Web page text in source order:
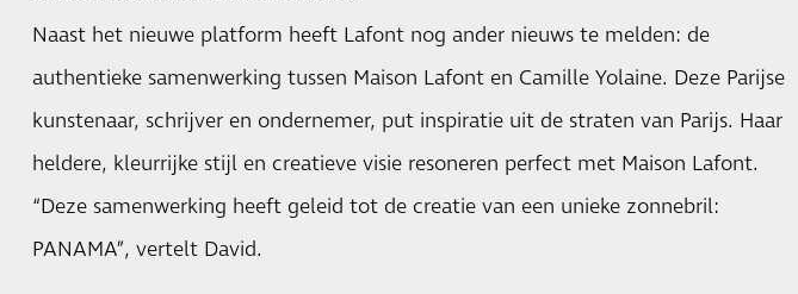
Naast het nieuwe platform heeft Lafont nog ander nieuws te melden: de
authentieke samenwerking tussen Maison Lafont en Camille Yolaine. Deze Parijse
kunstenaar, schrijver en ondernemer, put inspiratie uit de straten van Parijs. Haar
heldere, kleurrijke stijl en creatieve visie resoneren perfect met Maison Lafont.
“Deze samenwerking heeft geleid tot de creatie van een unieke zonnebril:
PANAMA”, vertelt David.